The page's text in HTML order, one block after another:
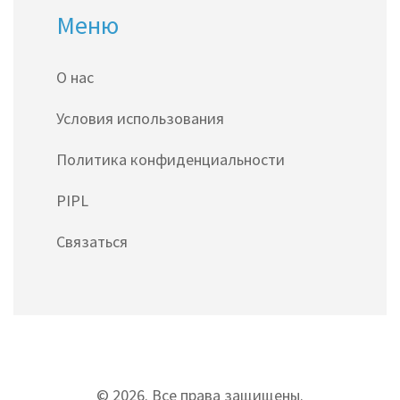
Меню
О нас
Условия использования
Политика конфиденциальности
PIPL
Связаться
© 2026. Все права защищены.